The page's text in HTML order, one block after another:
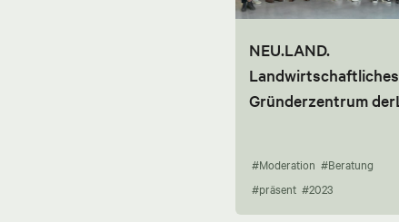
NEU.LAND.
Landwirtschaftliches
Gründerzentrum
#Moderation #Beratung
#präsent #2023